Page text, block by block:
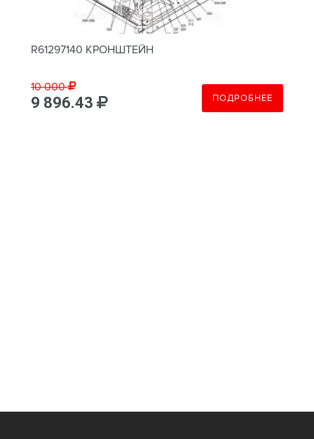
R61297140 КРОНШТЕЙН
10 000
9 896.43 ПОДРОБНЕЕ